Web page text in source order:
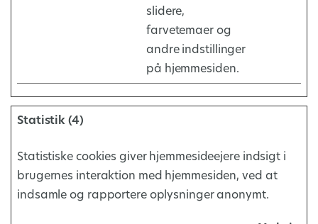
slidere,
farvetemaer og
andre indstillinger
på hjemmesiden.
Statistik (4)
Statistiske cookies giver hjemmesideejere indsigt i
brugernes interaktion med hjemmesiden, ved at
indsamle og rapportere oplysninger anonymt.